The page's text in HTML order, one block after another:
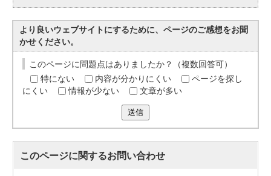
より良いウェブサイトにするために、ページのご感想をお聞
かせください。
このページに問題点はありましたか？（複数回答可）
特にない
内容が分かりにくい
ページを探し
にくい
情報が少ない 文章が多い
送信
このページに関するお問い合わせ